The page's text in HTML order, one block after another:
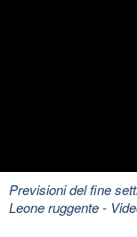
Previsioni del fine
Leone ruggente-